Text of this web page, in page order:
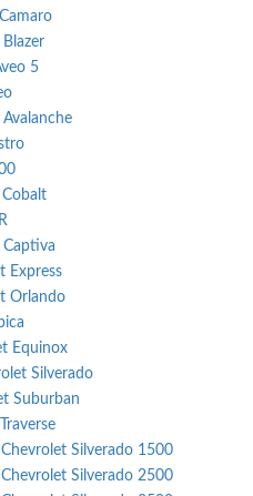
5
Express
Orlando
Equinox
Silverado
Suburban
Chevrolet Silverado 1500
Chevrolet Silverado 2500